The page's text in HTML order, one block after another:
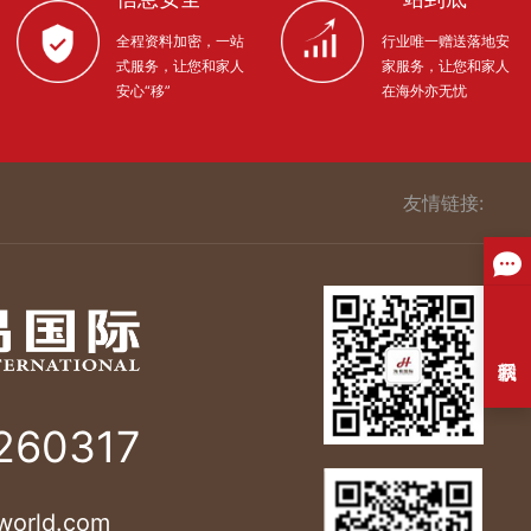
全程资料加密，一站
式服务，让您和家人
安心“移”
行业唯一赠送落地安
家服务，让您和家人
在海外亦无忧
友情链接: